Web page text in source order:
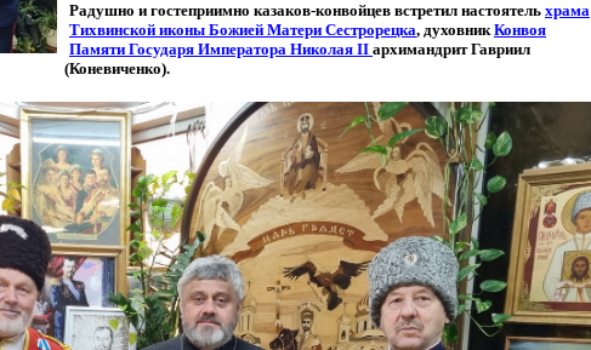
Радушно и гостеприимно казаков-конвойцев встретил настоятель храма
Тихвинской иконы Божией Матери Сестрорецка, духовникКонвоя
Памяти Государя Императора Николая II архимандрит Гавриил
(Коневиченко).